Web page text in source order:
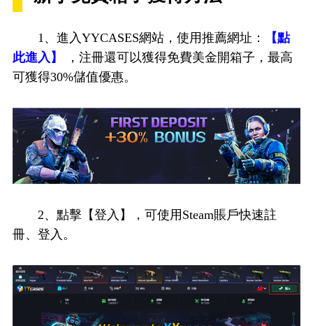
1、進入YYCASES網站，使用推薦網址：
【點
此進入】
，注冊還可以獲得免費美金開箱子，最高
可獲得30%儲值優惠。
2、點擊【登入】，可使用Steam賬戶快速註
冊、登入。